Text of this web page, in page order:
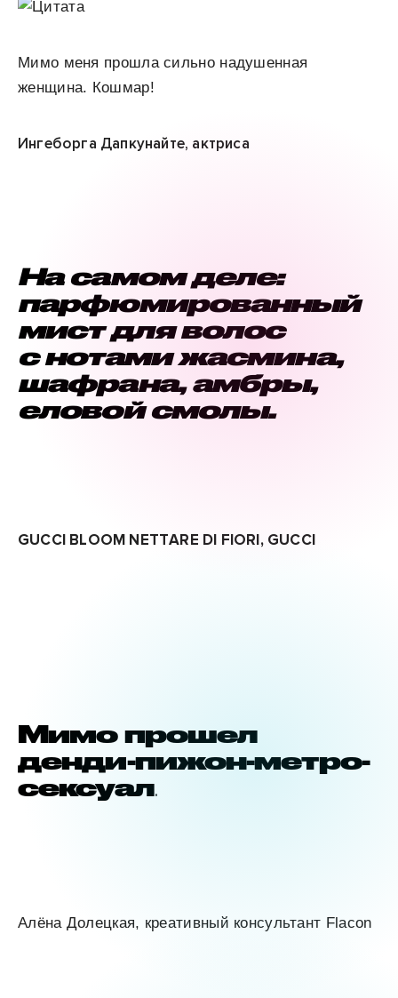
Мимо меня прошла сильно надушенная
женщина. Кошмар!
Ингеборга Дапкунайте, актриса
На самом деле:
парфюмированный
мист для волос
с нотами жасмина,
шафрана, амбры,
еловой смолы.
GUCCI BLOOM NETTARE DI FIORI, GUCCI
Мимо прошел
денди-пижон-метро-
сексуал.
Алëна Долецкая, креативный консультант Flacon